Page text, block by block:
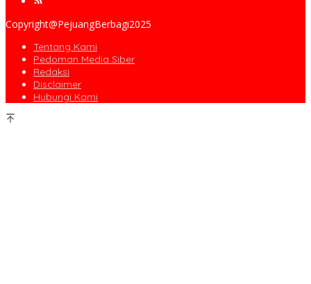
Copyright@PejuangBerbagi2025
Tentang Kami
Pedoman Media Siber
Redaksi
Disclaimer
Hubungi Kami